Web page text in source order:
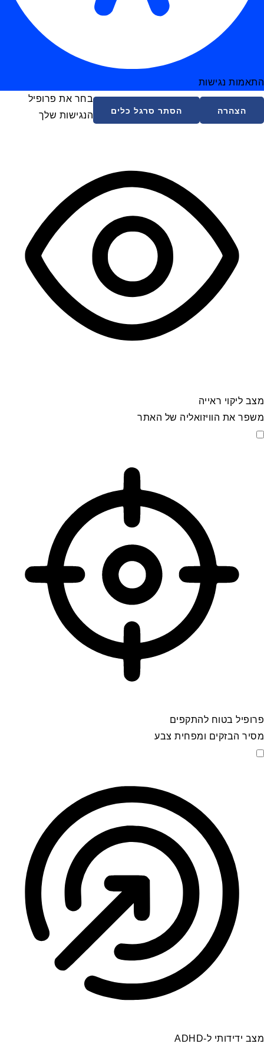
התאמות נגישות
הצהרה הסתר סרגל כלים
בחר את פרופיל
הנגישות שלך
מצב ליקוי ראייה
משפר את הוויזואליה של האתר
מצב ליקוי ראייה
פרופיל בטוח להתקפים
מסיר הבזקים ומפחית צבע
פרופיל בטוח להתקפים
מצב ידידותי ל-ADHD